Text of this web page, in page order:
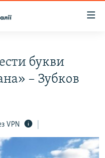
букви
– Зубков
VPN